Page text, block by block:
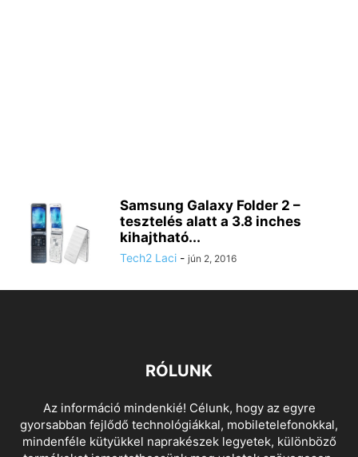
Samsung Galaxy Folder 2 –
tesztelés alatt a 3.8 inches
kihajtható...
Tech2 Laci - jún 2, 2016
RÓLUNK
Az információ mindenkié! Célunk, hogy az egyre
gyorsabban fejlődő technológiákkal, mobiletelefonokkal,
mindenféle kütyükkel naprakészek legyetek, különböző